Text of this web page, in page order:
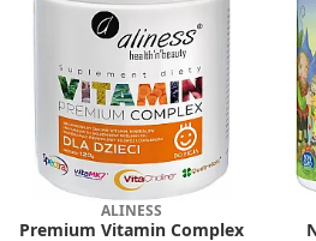
ALINESS
Premium Vitamin Complex